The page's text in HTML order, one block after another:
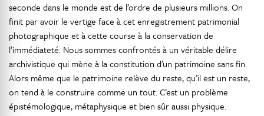
seconde dans le monde est de l’ordre de plusieurs millions. On
finit par avoir le vertige face à cet enregistrement patrimonial
photographique et à cette course à la conservation de
l’immédiateté. Nous sommes confrontés à un véritable délire
archivistique qui mène à la constitution d’un patrimoine sans fin.
Alors même que le patrimoine relève du reste, qu’il est un reste,
on tend à le construire comme un tout. C’est un problème
épistémologique, métaphysique et bien sûr aussi physique.